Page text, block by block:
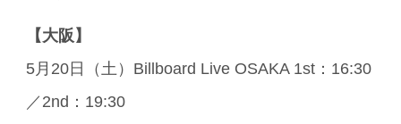
【大阪】
5月20日（土）Billboard Live OSAKA 1st：16:30
／2nd：19:30